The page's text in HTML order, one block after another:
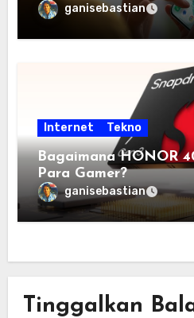
ganisebastian
Internet Tekno
Bagaimana HONOR
Para Gamer?
ganisebastian
Tinggalkan